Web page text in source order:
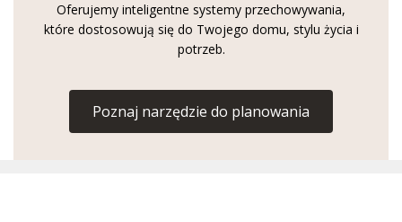
Oferujemy inteligentne systemy przechowywania,
które dostosowują się do Twojego domu, stylu życia i
potrzeb.
Poznaj narzędzie do planowania